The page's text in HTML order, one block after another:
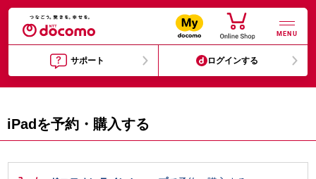
MENU
サポート ログインする
iPadを予約・購入する